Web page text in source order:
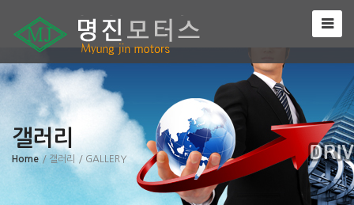
갤러리
Home / 갤러리 / GALLERY
Sketchbook5, 스케치북5
Sketchbook5, 스케치북5